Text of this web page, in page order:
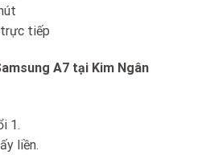
tiếp
A7 tại Kim Ngân
1.
liền.